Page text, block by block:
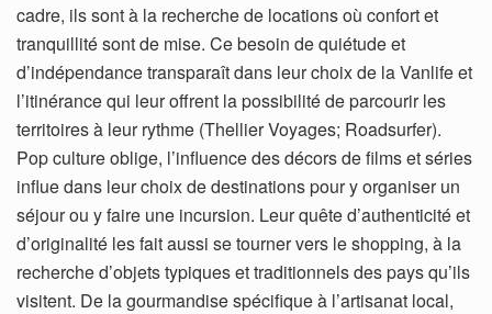
cadre, ils sont à la recherche de locations où confort et
tranquillité sont de mise. Ce besoin de quiétude et
d’indépendance transparaît dans leur choix de la Vanlife et
l’itinérance qui leur offrent la possibilité de parcourir les
territoires à leur rythme (Thellier Voyages; Roadsurfer).
Pop culture oblige, l’influence des décors de films et séries
influe dans leur choix de destinations pour y organiser un
séjour ou y faire une incursion. Leur quête d’authenticité et
d’originalité les fait aussi se tourner vers le shopping, à la
recherche d’objets typiques et traditionnels des pays qu’ils
visitent. De la gourmandise spécifique à l’artisanat local,